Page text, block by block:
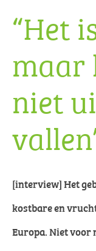
“Het
maar
niet
[interview] Het
kostbare en
Europa. Niet voor